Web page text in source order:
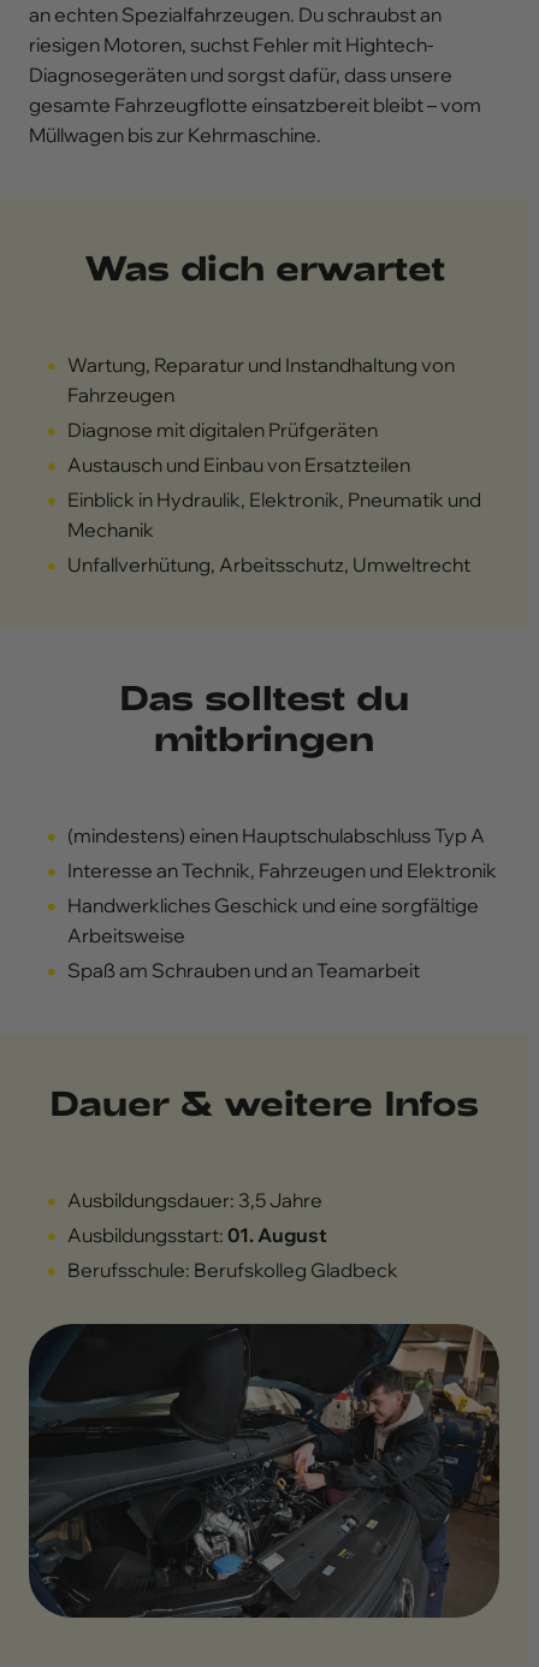
an echten Spezialfahrzeugen. Du schraubst an
riesigen Motoren, suchst Fehler mit Hightech-
Diagnosegeräten und sorgst dafür, dass unsere
gesamte Fahrzeugflotte einsatzbereit bleibt – vom
Müllwagen bis zur Kehrmaschine.
Was dich erwartet
Wartung, Reparatur und Instandhaltung von
Fahrzeugen
Diagnose mit digitalen Prüfgeräten
Austausch und Einbau von Ersatzteilen
Einblick in Hydraulik, Elektronik, Pneumatik und
Mechanik
Unfallverhütung, Arbeitsschutz, Umweltrecht
Das solltest du
mitbringen
(mindestens) einen Hauptschulabschluss Typ A
Interesse an Technik, Fahrzeugen und Elektronik
Handwerkliches Geschick und eine sorgfältige
Arbeitsweise
Spaß am Schrauben und an Teamarbeit
Dauer & weitere Infos
Ausbildungsdauer: 3,5 Jahre
Ausbildungsstart: 01. August
Berufsschule: Berufskolleg Gladbeck